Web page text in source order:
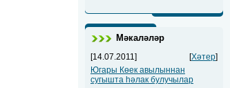
Мәкаләләр
[14.07.2011] [Хәтер]
Югары Көек авылыннан
сугышта һәлак булучылар